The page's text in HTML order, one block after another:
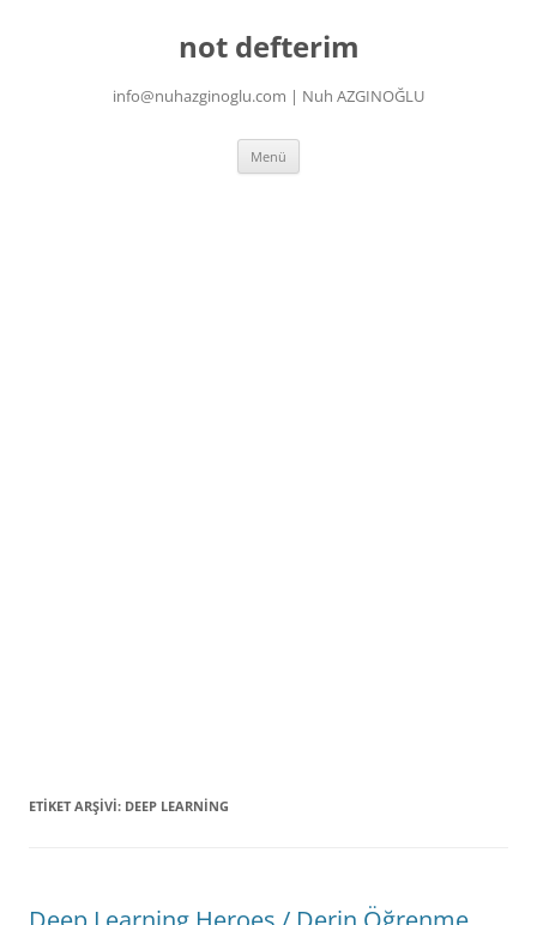
not defterim
info@nuhazginoglu.com | Nuh AZGINOĞLU
Menü
ETIKET ARŞIVI: DEEP LEARNING